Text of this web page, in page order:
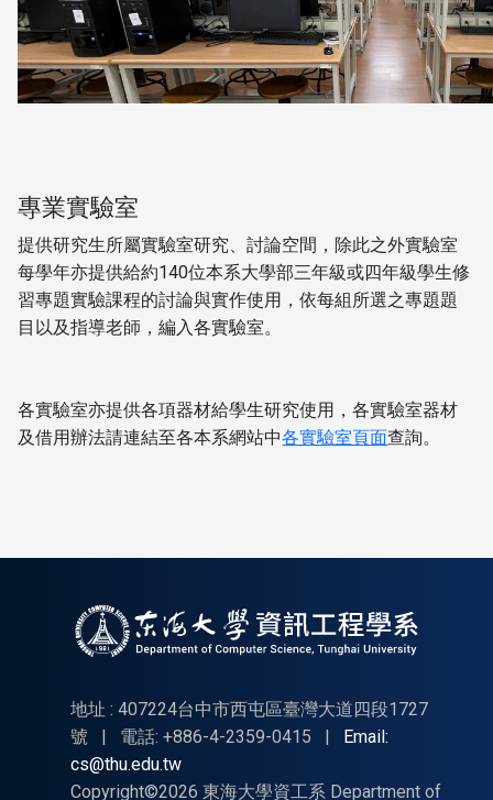
專業實驗室
提供研究生所屬實驗室研究、討論空間，除此之外實驗室
每學年亦提供給約140位本系大學部三年級或四年級學生修
習專題實驗課程的討論與實作使用，依每組所選之專題題
目以及指導老師，編入各實驗室。
各實驗室亦提供各項器材給學生研究使用，各實驗室器材
及借用辦法請連結至各本系網站中各實驗室頁面查詢。
地址 : 407224台中市西屯區臺灣大道四段1727
號
| 電話: +886-4-2359-0415 |
Email:
cs@thu.edu.tw
Copyright©2026 東海大學資工系 Department of